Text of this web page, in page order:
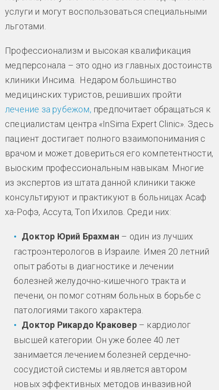
услуги и могут воспользоваться специальными
льготами.
Профессионализм и высокая квалификация
медперсонала – это одно из главных достоинств
клиники Инсима. Недаром большинство
медицинских туристов, решивших пройти
лечение за рубежом, предпочитает обращаться к
специалистам центра «InSima Expert Clinic». Здесь
пациент достигает полного взаимопонимания с
врачом и может довериться его компетентности,
выоским профессиональным навыкам. Многие
из экспертов из штата данной клиники также
консультируют и практикуют в больницах Асаф
ха-Рофэ, Ассута, Топ Ихилов. Среди них:
Доктор Юрий Брахман – один из лучших
гастроэнтерологов в Израиле. Имея 20 летний
опыт работы в диагностике и лечении
болезней желудочно-кишечного тракта и
печени, он помог сотням больных в борьбе с
патологиями такого характера.
Доктор Рикардо Краковер– кардиолог
высшей категории. Он уже более 40 лет
занимается лечением болезней сердечно-
сосудистой системы и является автором
новых эффективных методов инвазивной